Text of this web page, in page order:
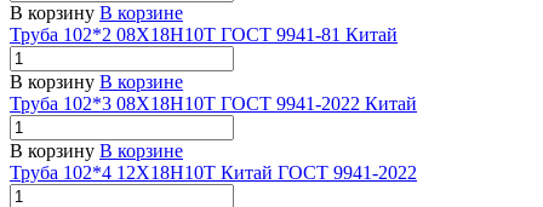
В корзину В корзине
Труба 102*2 08Х18Н10Т ГОСТ 9941-81 Китай
В корзину В корзине
Труба 102*3 08Х18Н10Т ГОСТ 9941-2022 Китай
В корзину В корзине
Труба 102*4 12Х18Н10Т Китай ГОСТ 9941-2022